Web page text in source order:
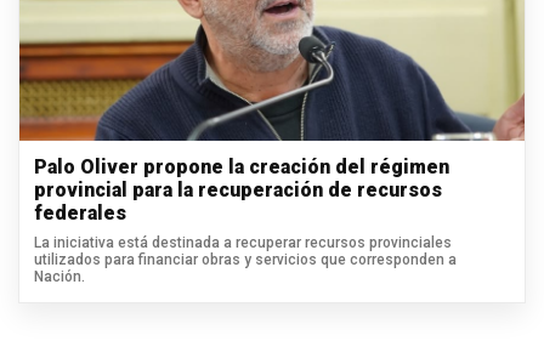
Palo Oliver propone la creación del régimen
provincial para la recuperación de recursos
federales
La iniciativa está destinada a recuperar recursos provinciales
utilizados para financiar obras y servicios que corresponden a
Nación.